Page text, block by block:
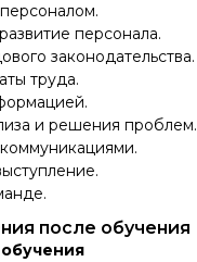
персонала.
законодательства.
труда.
и решения проблем.
после обучения